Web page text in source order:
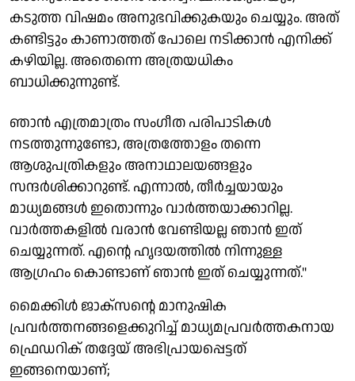
കടുത്ത വിഷമം അനുഭവിക്കുകയും ചെയ്യും. അത്
കണ്ടിട്ടും കാണാത്തത് പോലെ നടിക്കാന്‍ എനിക്ക്
കഴിയില്ല. അതെന്നെ അത്രയധികം
ബാധിക്കുന്നുണ്ട്.
ഞാന്‍ എത്രമാത്രം സംഗീത പരിപാടികള്‍
നടത്തുന്നുണ്ടോ, അത്രത്തോളം തന്നെ
ആശുപത്രികളും അനാഥാലയങ്ങളും
സന്ദര്‍ശിക്കാറുണ്ട്. എന്നാല്‍, തീര്‍ച്ചയായും
മാധ്യമങ്ങള്‍ ഇതൊന്നും വാര്‍ത്തയാക്കാറില്ല.
വാര്‍ത്തകളില്‍ വരാന്‍ വേണ്ടിയല്ല ഞാന്‍ ഇത്
ചെയ്യുന്നത്. എന്റെ ഹൃദയത്തില്‍ നിന്നുള്ള
ആഗ്രഹം കൊണ്ടാണ് ഞാന്‍ ഇത് ചെയ്യുന്നത്.''
മൈക്കിള്‍ ജാക്സന്റെ മാനുഷിക
പ്രവര്‍ത്തനങ്ങളെക്കുറിച്ച് മാധ്യമപ്രവര്‍ത്തകനായ
ഫ്രെഡറിക് തദ്ദേയ് അഭിപ്രായപ്പെട്ടത്
ഇങ്ങനെയാണ്;